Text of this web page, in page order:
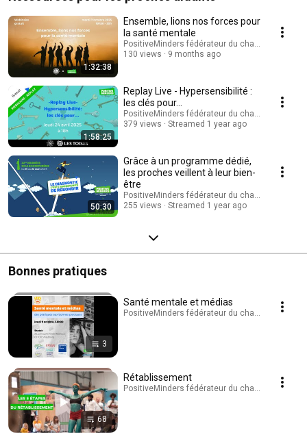
1:32:38
Ensemble, lions nos forces pour
la santé mentale
PositiveMinders fédérateur du changement de
130 views
9 months ago
1:58:25
Replay Live - Hypersensibilité :
les clés pour...
PositiveMinders fédérateur du changement de
379 views
Streamed 1 year ago
50:30
Grâce à un programme dédié,
les proches veillent à leur bien-
être
PositiveMinders fédérateur du changement de
255 views
Streamed 1 year ago
Bonnes pratiques
3
Santé mentale et médias
PositiveMinders fédérateur du changement de
68
Rétablissement
PositiveMinders fédérateur du changement de